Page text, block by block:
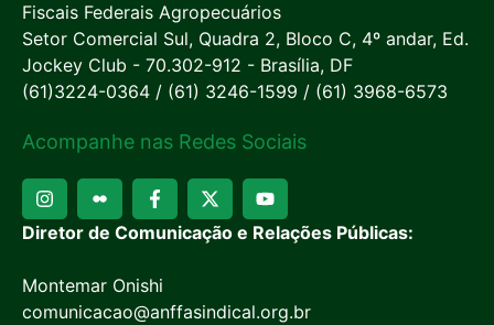
Fiscais Federais Agropecuários
Setor Comercial Sul, Quadra 2, Bloco C, 4º andar, Ed.
Jockey Club - 70.302-912 - Brasília, DF
(61)3224-0364 / (61) 3246-1599 / (61) 3968-6573
Acompanhe nas Redes Sociais
Diretor de Comunicação e Relações Públicas:
Montemar Onishi
comunicacao@anffasindical.org.br